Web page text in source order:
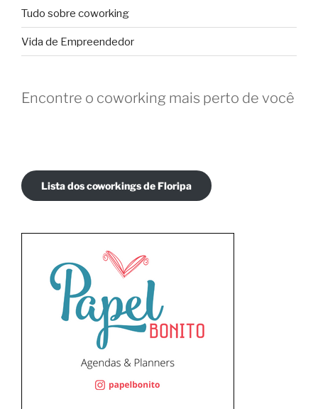
Tudo sobre coworking
Vida de Empreendedor
Encontre o coworking mais perto de você
Lista dos coworkings de Floripa